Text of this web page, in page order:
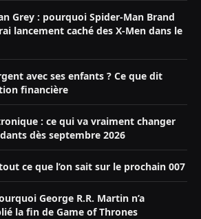
Grey : pourquoi Spider-Man Brand
lancement caché des X-Men dans le
avec ses enfants ? Ce que dit
financière
: ce qui va vraiment changer
dès septembre 2026
ce que l’on sait sur le prochain 007
George R.R. Martin n’a
la fin de Game of Thrones